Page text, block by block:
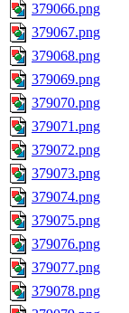
379066.png
379067.png
379068.png
379069.png
379070.png
379071.png
379072.png
379073.png
379074.png
379075.png
379076.png
379077.png
379078.png